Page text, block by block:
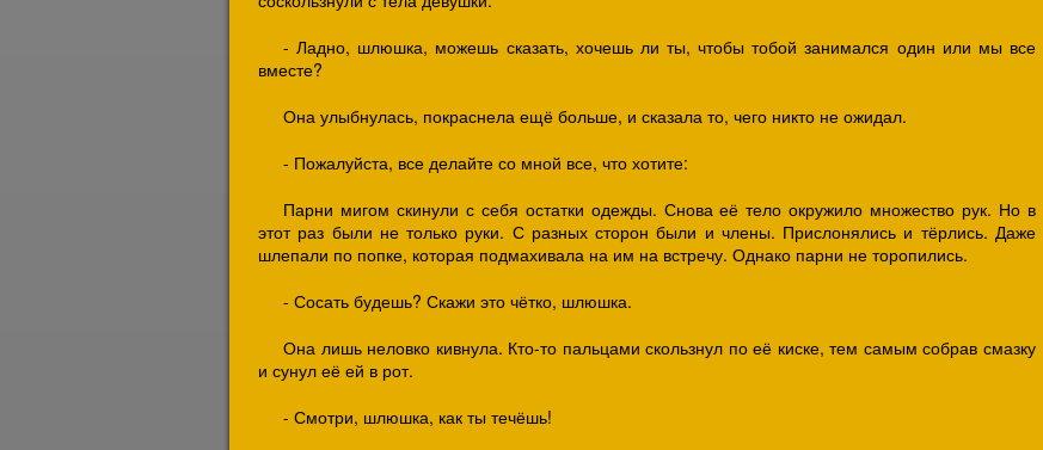
- Ладно, шлюшка, можешь сказать, хочешь ли ты, чтобы тобой занимался один или мы все
вместе?
Она улыбнулась, покраснела ещё больше, и сказала то, чего никто не ожидал.
- Пожалуйста, все делайте со мной все, что хотите:
Парни мигом скинули с себя остатки одежды. Снова её тело окружило множество рук. Но в
этот раз были не только руки. С разных сторон были и члены. Прислонялись и тёрлись. Даже
шлепали по попке, которая подмахивала на им на встречу. Однако парни не торопились.
- Сосать будешь? Скажи это чётко, шлюшка.
Она лишь неловко кивнула. Кто-то пальцами скользнул по её киске, тем самым собрав смазку
и сунул её ей в рот.
- Смотри, шлюшка, как ты течёшь!